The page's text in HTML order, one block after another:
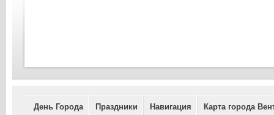
День Города Праздники Навигация Карта города